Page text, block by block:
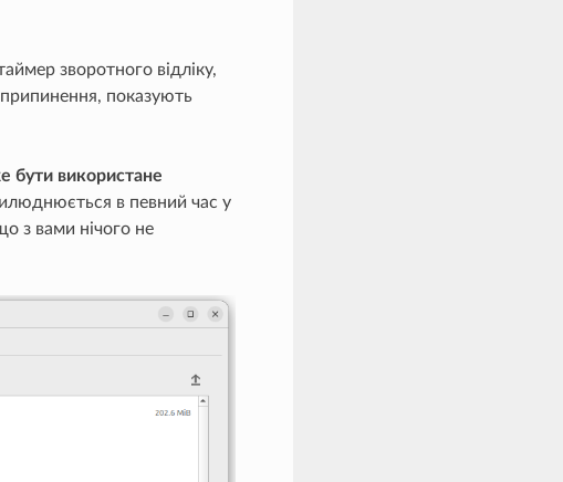
зворотного відліку,
показують
бути використане
в певний час у
з вами нічого не